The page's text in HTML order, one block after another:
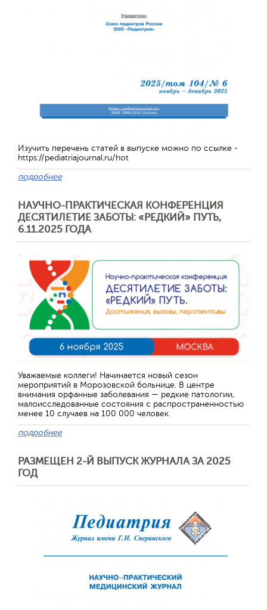
Изучить перечень статей в выпуске можно по ссылке -
https://pediatriajournal.ru/hot
подробнее
НАУЧНО-ПРАКТИЧЕСКАЯ КОНФЕРЕНЦИЯ
ДЕСЯТИЛЕТИЕ ЗАБОТЫ: «РЕДКИЙ» ПУТЬ,
6.11.2025 ГОДА
Уважаемые коллеги! Начинается новый сезон
мероприятий в Морозовской больнице. В центре
внимания орфанные заболевания — редкие патологии,
малоисследованные состояния с распространенностью
менее 10 случаев на 100 000 человек.
подробнее
РАЗМЕЩЕН 2-Й ВЫПУСК ЖУРНАЛА ЗА 2025
ГОД